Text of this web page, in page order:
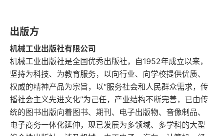
赢的失利面
仅仅是无聊而已吗
“良知过剩”
第11章 土拨鼠日
第12章 良知最纯粹的形式：科学赞成道德
出版方
机械工业出版社有限公司
机械工业出版社是全国优秀出版社，自1952年成立以来，
坚持为科技、为教育服务，以向行业、向学校提供优质、
权威的精神产品为宗旨，以“服务社会和人民群众需求，传
播社会主义先进文化”为己任，产业结构不断完善，已由传
统的图书出版向着图书、期刊、电子出版物、音像制品、
电子商务一体化延伸，现已发展为多领域、多学科的大型